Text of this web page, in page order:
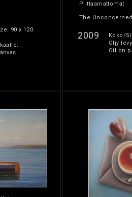
90 x 120
Piittaamattomat
The
2009
Koko/
Öljy
Oil on